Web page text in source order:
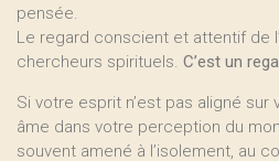
pensée.
Le regard conscient et attentif de
chercheurs spirituels. C’est un
Si votre esprit n’est pas aligné
âme dans votre perception du
souvent amené à l’isolement, au